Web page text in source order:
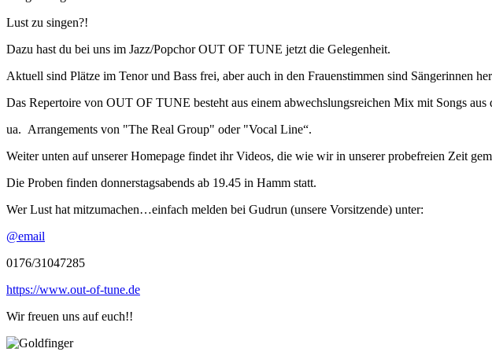
Lust zu singen?!
Dazu hast du bei uns im Jazz/Popchor OUT OF TUNE jetzt die Gelegenheit.
Aktuell sind Plätze im Tenor und Bass frei, aber auch in den Frauenstimmen sind Sängerinnen
Das Repertoire von OUT OF TUNE besteht aus einem abwechslungsreichen Mix mit Songs aus
ua. Arrangements von "The Real Group" oder "Vocal Line“.
Weiter unten auf unserer Homepage findet ihr Videos, die wie wir in unserer probefreien Zeit
Die Proben finden donnerstagsabends ab 19.45 in Hamm statt.
Wer Lust hat mitzumachen…einfach melden bei Gudrun (unsere Vorsitzende) unter:
@email
0176/31047285
https://www.out-of-tune.de
Wir freuen uns auf euch!!